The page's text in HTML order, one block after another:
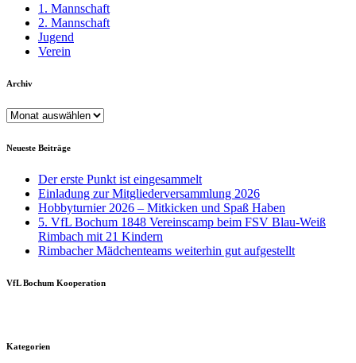
1. Mannschaft
2. Mannschaft
Jugend
Verein
Archiv
Archiv
Neueste Beiträge
Der erste Punkt ist eingesammelt
Einladung zur Mitgliederversammlung 2026
Hobbyturnier 2026 – Mitkicken und Spaß Haben
5. VfL Bochum 1848 Vereinscamp beim FSV Blau-Weiß
Rimbach mit 21 Kindern
Rimbacher Mädchenteams weiterhin gut aufgestellt
VfL Bochum Kooperation
Kategorien